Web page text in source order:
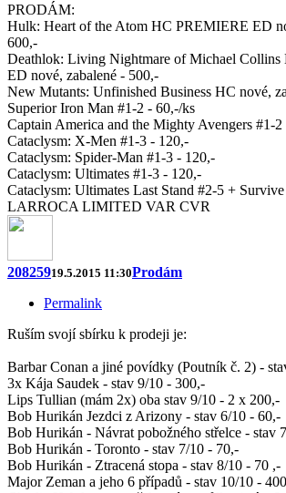
PRODÁM:
Hulk: Heart of the Atom HC PREMIERE ED
600,-
Deathlok: Living Nightmare of Michael
ED nové, zabalené - 500,-
New Mutants: Unfinished Business HC nové,
Superior Iron Man #1-2 - 60,-/ks
Captain America and the Mighty Avengers #1-2
Cataclysm: X-Men #1-3 - 120,-
Cataclysm: Spider-Man #1-3 - 120,-
Cataclysm: Ultimates #1-3 - 120,-
Cataclysm: Ultimates Last Stand #2-5 +
LARROCA LIMITED VAR CVR
20825919.5.2015 11:30Prodám
Permalink
Ruším svojí sbírku k prodeji je:
Barbar Conan a jiné povídky (Poutník č. 2) -
3x Kája Saudek - stav 9/10 - 300,-
Lips Tullian (mám 2x) oba stav 9/10 - 2 x 200,-
Bob Hurikán Jezdci z Arizony - stav 6/10 - 60,-
Bob Hurikán - Návrat pobožného střelce - stav
Bob Hurikán - Toronto - stav 7/10 - 70,-
Bob Hurikán - Ztracená stopa - stav 8/10 - 70 ,-
Major Zeman a jeho 6 případů - stav 10/10 -